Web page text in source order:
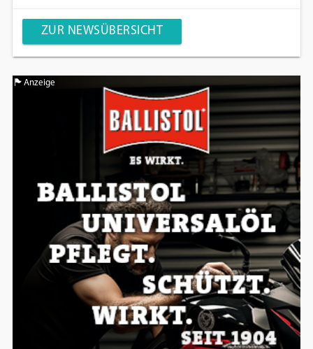
ZUR NEWSÜBERSICHT
Anzeige